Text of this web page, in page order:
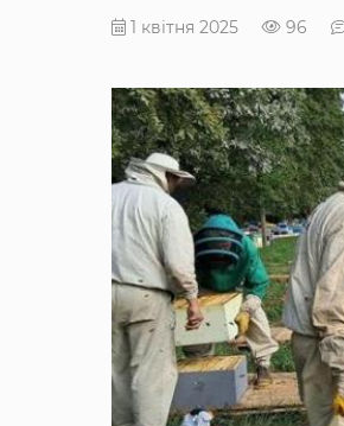
1 квітня 2025 96